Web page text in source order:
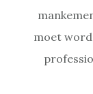
moet